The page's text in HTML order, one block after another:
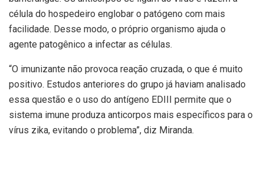
célula do hospedeiro englobar o patógeno com mais
facilidade. Desse modo, o próprio organismo ajuda o
agente patogênico a infectar as células.
“O imunizante não provoca reação cruzada, o que é muito
positivo. Estudos anteriores do grupo já haviam analisado
essa questão e o uso do antígeno EDIII permite que o
sistema imune produza anticorpos mais específicos para o
vírus zika, evitando o problema”, diz Miranda.